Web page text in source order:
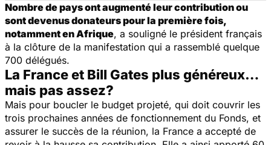
Nombre de pays ont augmenté leur contribution ou
sont devenus donateurs pour la première fois,
notamment en Afrique, a souligné le président français
à la clôture de la manifestation qui a rassemblé quelque
700 délégués.
La France et Bill Gates plus généreux…
mais pas assez?
Mais pour boucler le budget projeté, qui doit couvrir les
trois prochaines années de fonctionnement du Fonds, et
assurer le succès de la réunion, la France a accepté de